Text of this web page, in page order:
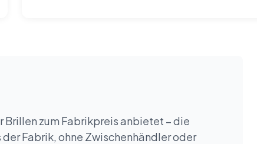
zum Fabrikpreis anbietet – die
Fabrik, ohne Zwischenhändler oder